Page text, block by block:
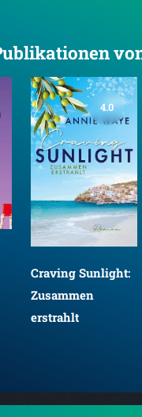
4.0
Craving Sunlight:
Zusammen
erstrahlt